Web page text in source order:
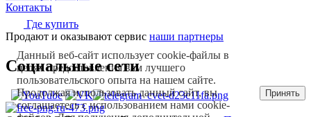
Контакты
Где купить
Продают и оказывают сервис наши партнеры
Социальные сети
Данный веб-сайт использует cookie-файлы в
целях предоставления вам лучшего
пользовательского опыта на нашем сайте.
Продолжая использовать данный сайт, вы
соглашаетесь с использованием нами cookie-
Принять